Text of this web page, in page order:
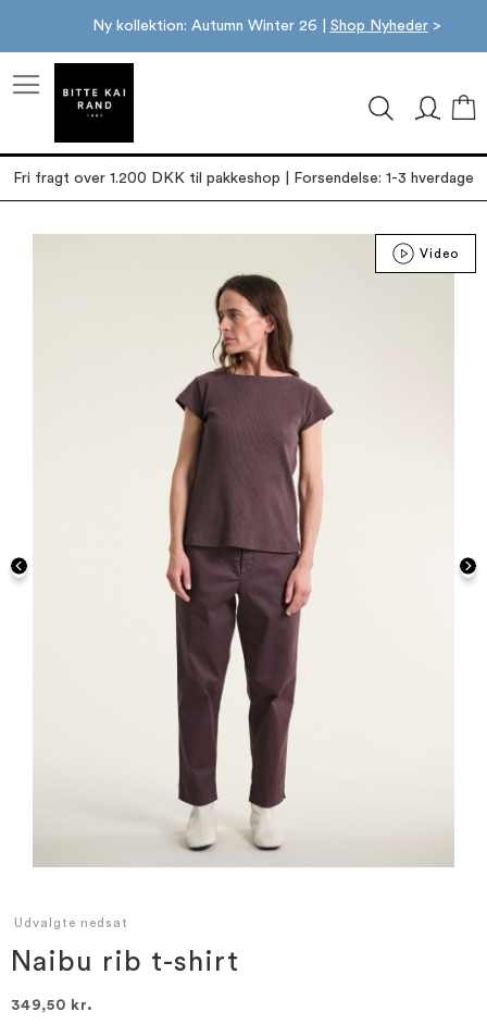
Ny kollektion: Autumn Winter 26 | Shop Nyheder>
Fri fragt over 1.200 DKK til pakkeshop | Forsendelse: 1-3 hverdage
Video
starten
billedgalleriet
Udvalgte nedsat
Naibu rib t-shirt
349,50 kr.